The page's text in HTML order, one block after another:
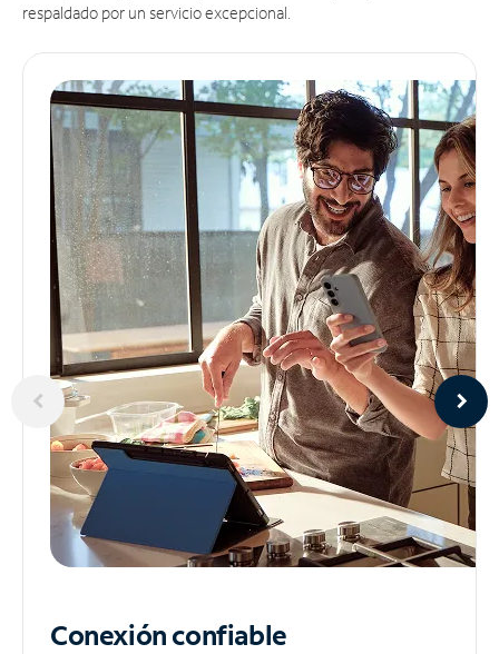
respaldado por un servicio excepcional.
Conexión confiable